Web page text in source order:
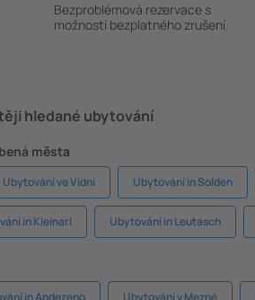
Bezproblémová rezervace s
možností bezplatného zrušení.
hledané ubytování
města
Ubytování ve Vídni Ubytování in Solden
in Kleinarl Ubytování in Leutasch
in Andezeno Ubytování v Mezné